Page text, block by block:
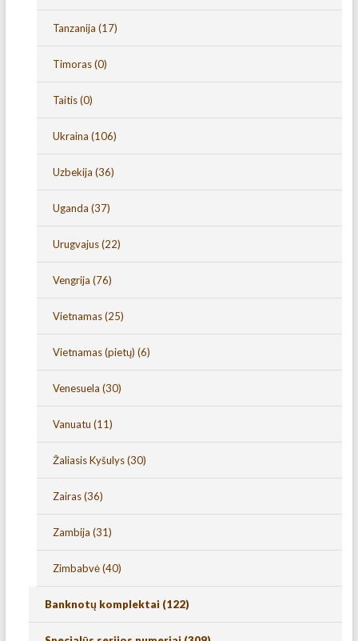
Tanzanija (17)
Timoras(0)
Taitis(0)
Ukraina (106)
Uzbekija (36)
Uganda (37)
Urugvajus(22)
Vengrija (76)
Vietnamas(25)
Vietnamas (pietų) (6)
Venesuela (30)
Vanuatu (11)
Žaliasis Kyšulys(30)
Zairas(36)
Zambija (31)
Zimbabvė(40)
Banknotų komplektai (122)